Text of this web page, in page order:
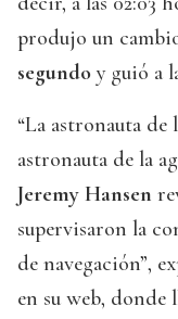
produjo un
segundo y guió a
“La astronauta de
astronauta de la
Jeremy Hansen
supervisaron la
de navegación”,
en su web,